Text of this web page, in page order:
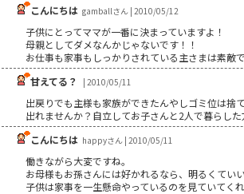
こんにちは gamballさん | 2010/05/12
子供にとってママが一番に決まっていますよ！
母親としてダメなんかじゃないです！！
お仕事も家事もしっかりされている主さまは素敵で
甘えてる？
| 2010/05/11
出戻りでも主様も家族ができたんやしゴミ位は捨
出れませんか？自立してお子さんと2人で暮らした
こんにちは happyさん | 2010/05/11
働きながら大変ですね。
お母様もお孫さんには好かれるなら、明るくてい
子供は家事を一生懸命やっているのを見ていてく